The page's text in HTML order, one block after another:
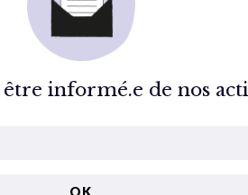
informé.e de nos